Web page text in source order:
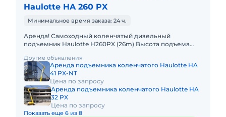
Haulotte HA 260 PX
Минимальное время заказа: 24 ч.
Аренда! Самоходный коленчатый дизельный
подъемник Haulotte H260PX (26m) Высота подъема
Вес: 15950кг Грузоп
Другие объявления
Аренда подъемника коленчатого Haulotte HA
41 PX-NT
Цена по запросу
Аренда подъемника коленчатого Haulotte HA
32 PX
Цена по запросу
Показать еще 6 из 8